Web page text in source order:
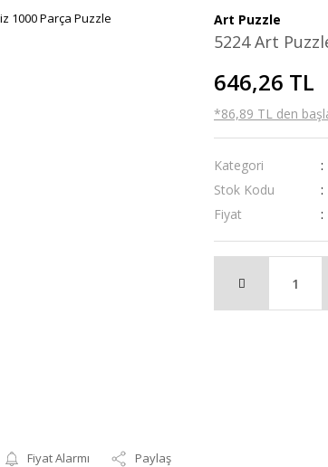
Fiyat Alarmı Paylaş
Art Puzzle
5224 Art
646,26 TL
*86,89 TL den
Kategori
Stok Kodu
Fiyat